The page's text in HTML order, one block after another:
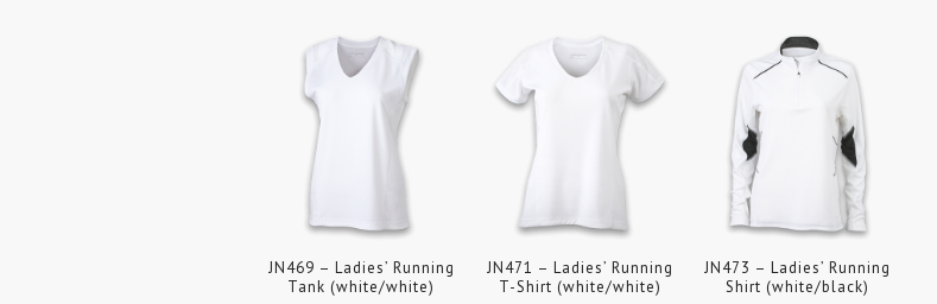
JN469 – Ladies’ Running
Tank (white/white)
JN471 – Ladies’ Running
T-Shirt (white/white)
JN473 – Ladies’ Running
Shirt (white/black)